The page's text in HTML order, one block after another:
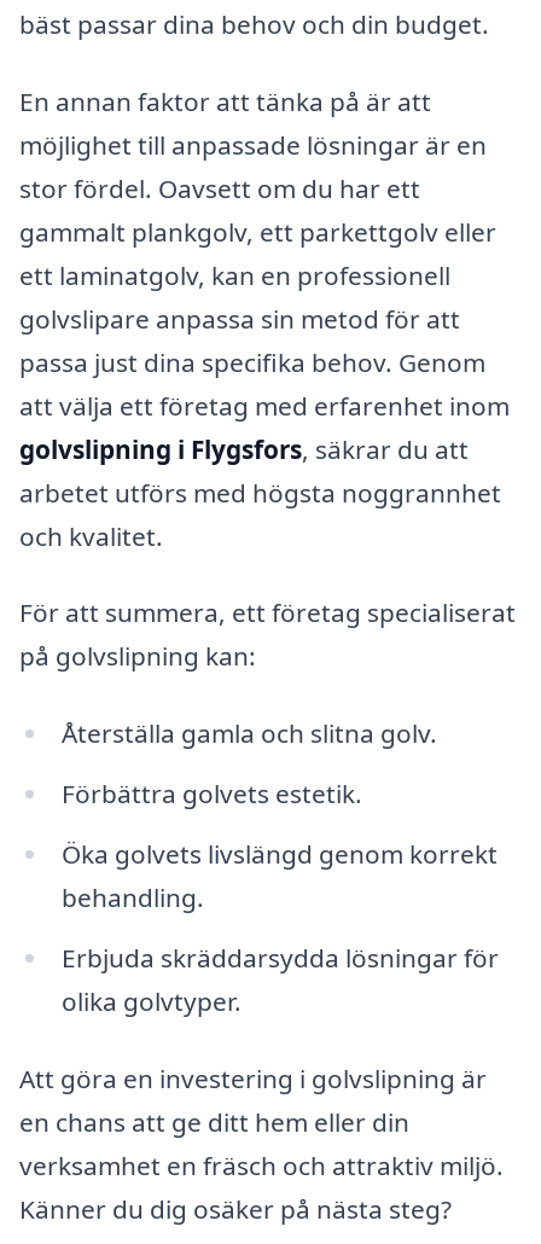
bäst passar dina behov och din budget.
En annan faktor att tänka på är att
möjlighet till anpassade lösningar är en
stor fördel. Oavsett om du har ett
gammalt plankgolv, ett parkettgolv eller
ett laminatgolv, kan en professionell
golvslipare anpassa sin metod för att
passa just dina specifika behov. Genom
att välja ett företag med erfarenhet inom
golvslipning i Flygsfors, säkrar du att
arbetet utförs med högsta noggrannhet
och kvalitet.
För att summera, ett företag specialiserat
på golvslipning kan:
Återställa gamla och slitna golv.
Förbättra golvets estetik.
Öka golvets livslängd genom korrekt
behandling.
Erbjuda skräddarsydda lösningar för
olika golvtyper.
Att göra en investering i golvslipning är
en chans att ge ditt hem eller din
verksamhet en fräsch och attraktiv miljö.
Känner du dig osäker på nästa steg?